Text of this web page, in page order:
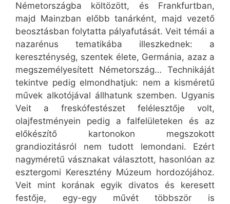
Németországba költözött, és Frankfurtban,
majd Mainzban előbb tanárként, majd vezető
beosztásban folytatta pályafutását. Veit témái a
nazarénus tematikába illeszkednek: a
kereszténység, szentek élete, Germánia, azaz a
megszemélyesített Németország… Technikáját
tekintve pedig elmondhatjuk: nem a kisméretű
művek alkotójával állhatunk szemben. Ugyanis
Veit a freskófestészet felélesztője volt,
olajfestményein pedig a falfelületeken és az
előkészítő kartonokon megszokott
grandiozitásról nem tudott lemondani. Ezért
nagyméretű vásznakat választott, hasonlóan az
esztergomi Keresztény Múzeum hordozójához.
Veit mint korának egyik divatos és keresett
festője, egy-egy művét többször is